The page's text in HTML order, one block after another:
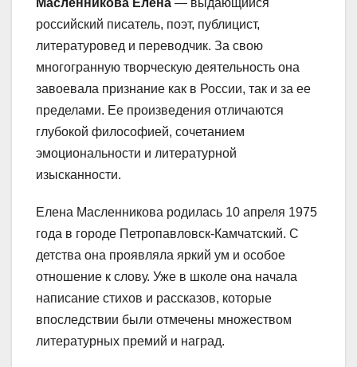
Масленникова Елена — выдающийся
российский писатель, поэт, публицист,
литературовед и переводчик. За свою
многогранную творческую деятельность она
завоевала признание как в России, так и за ее
пределами. Ее произведения отличаются
глубокой философией, сочетанием
эмоциональности и литературной
изысканности.
Елена Масленникова родилась 10 апреля 1975
года в городе Петропавловск-Камчатский. С
детства она проявляла яркий ум и особое
отношение к слову. Уже в школе она начала
написание стихов и рассказов, которые
впоследствии были отмечены множеством
литературных премий и наград.